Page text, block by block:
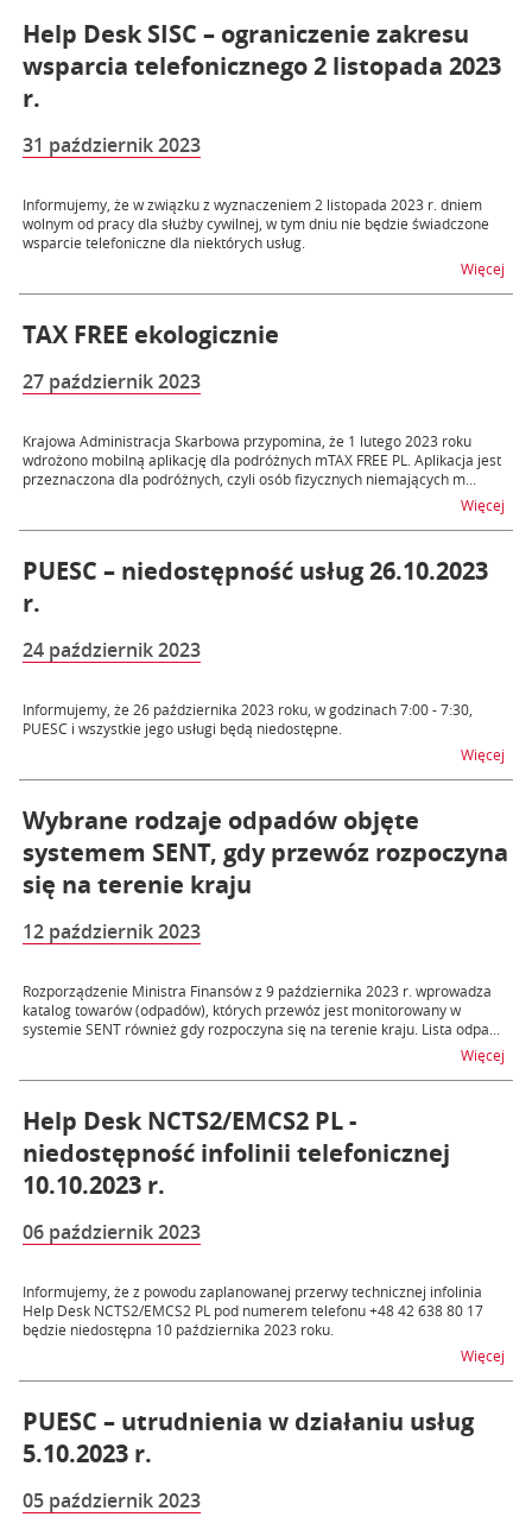
Help Desk SISC – ograniczenie zakresu
wsparcia telefonicznego 2 listopada 2023
r.
31 październik 2023
Informujemy, że w związku z wyznaczeniem 2 listopada 2023 r. dniem
wolnym od pracy dla służby cywilnej, w tym dniu nie będzie świadczone
wsparcie telefoniczne dla niektórych usług.
Więcej
TAX FREE ekologicznie
27 październik 2023
Krajowa Administracja Skarbowa przypomina, że 1 lutego 2023 roku
wdrożono mobilną aplikację dla podróżnych mTAX FREE PL. Aplikacja jest
przeznaczona dla podróżnych, czyli osób fizycznych niemających m...
Więcej
PUESC – niedostępność usług 26.10.2023
r.
24 październik 2023
Informujemy, że 26 października 2023 roku, w godzinach 7:00 - 7:30,
PUESC i wszystkie jego usługi będą niedostępne.
Więcej
Wybrane rodzaje odpadów objęte
systemem SENT, gdy przewóz rozpoczyna
się na terenie kraju
12 październik 2023
Rozporządzenie Ministra Finansów z 9 października 2023 r. wprowadza
katalog towarów (odpadów), których przewóz jest monitorowany w
systemie SENT również gdy rozpoczyna się na terenie kraju. Lista odpa...
Więcej
Help Desk NCTS2/EMCS2 PL -
niedostępność infolinii telefonicznej
10.10.2023 r.
06 październik 2023
Informujemy, że z powodu zaplanowanej przerwy technicznej infolinia
Help Desk NCTS2/EMCS2 PL pod numerem telefonu +48 42 638 80 17
będzie niedostępna 10 października 2023 roku.
Więcej
PUESC – utrudnienia w działaniu usług
5.10.2023 r.
05 październik 2023